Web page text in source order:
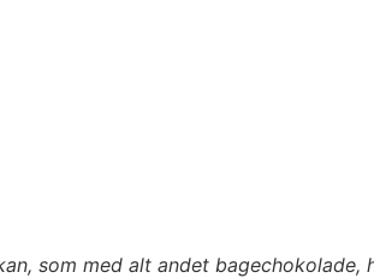
som med alt andet bagechokolade,